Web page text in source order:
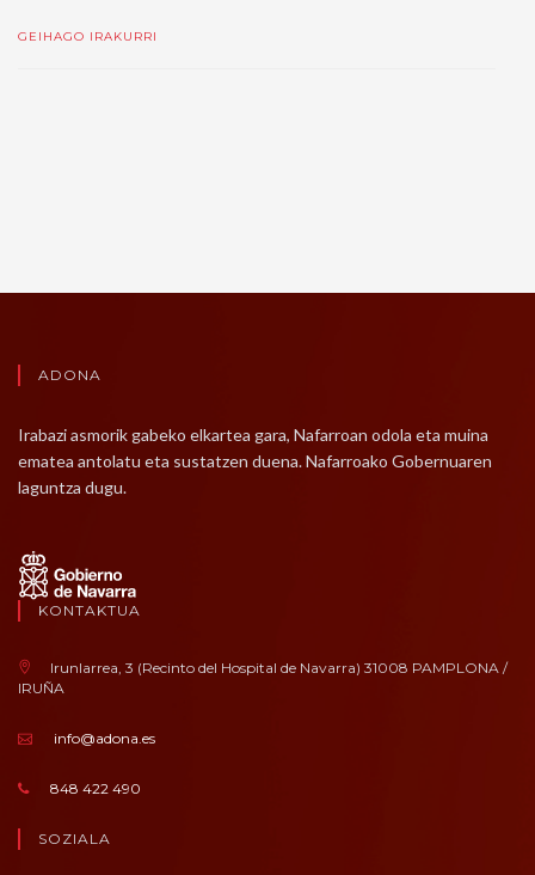
GEIHAGO IRAKURRI
ADONA
Irabazi asmorik gabeko elkartea gara, Nafarroan odola eta muina
ematea antolatu eta sustatzen duena. Nafarroako Gobernuaren
laguntza dugu.
KONTAKTUA
Irunlarrea, 3 (Recinto del Hospital de Navarra) 31008 PAMPLONA /
IRUÑA
info@adona.es
848 422 490
SOZIALA